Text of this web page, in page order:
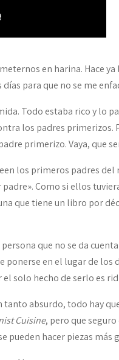
en harina. Hace
para que no se me
Todo estaba rico y lo
los padres primerizos.
primerizo. Vaya, que
los primeros padres
Como si ellos
que tiene un libro por
que no se da
ponerse en el lugar de
solo hecho de serlo es
tanto absurdo, todo hay
Cuisine, pero que
pueden hacer piezas